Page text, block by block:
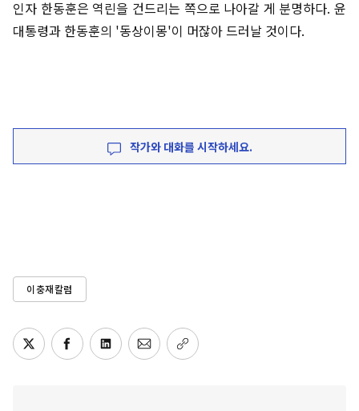
인자 한동훈은 역린을 건드리는 쪽으로 나아갈 게 분명하다. 윤
대통령과 한동훈의 '동상이몽'이 머잖아 드러날 것이다.
작가와 대화를 시작하세요.
이충재칼럼